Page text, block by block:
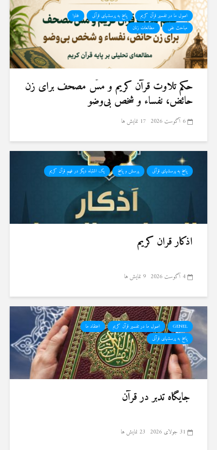
اصول ما در تفسیر قرآن کریم پاسخ به پرسشهای قرآنی
فتاوا
مباحث علمی
مطالعات زنان
حكم تلاوت قرآن كريم و مسّ مصحف برای زن
حائض، نفساء و شخص بی‌وضو
6 آگوست 2026 17 نمایش ها
پاسخ به پرسشهای قرآنی پرسش و پاسخ یک اشتباه دیگر در فهم قرآن کریم
اذکار قران کریم
4 آگوست 2026 9 نمایش ها
GENEL اصول ما در تفسیر قرآن کریم
اعتقاد ما
پاسخ به پرسشهای قرآنی
جایگاه تدبر در قرآن
31 جولای 2026 23 نمایش ها